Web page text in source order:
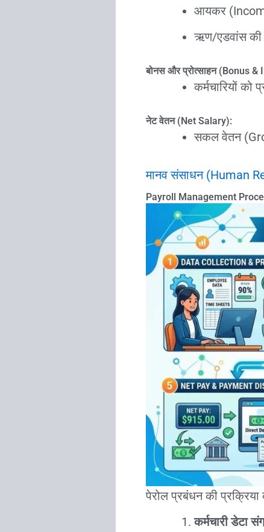
आयकर
ऋण/एडवांस की
बोनस और प्रोत्साहन (Bonus
कर्मचारियों को
नेट वेतन (Net Salary):
सकल वेतन
मानव संसाधन (Human
Payroll Management
पेरोल प्रबंधन की
कर्मचारी डेटा